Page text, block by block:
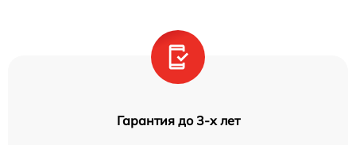
Гарантия до 3-х лет